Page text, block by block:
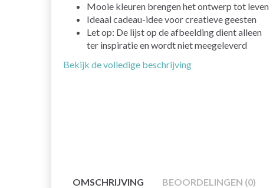
Mooie kleuren brengen het ontwerp tot leven
Ideaal cadeau-idee voor creatieve geesten
Let op: De lijst op de afbeelding dient alleen
ter inspiratie en wordt niet meegeleverd
Bekijk de volledige beschrijving
OMSCHRIJVING BEOORDELINGEN (0)